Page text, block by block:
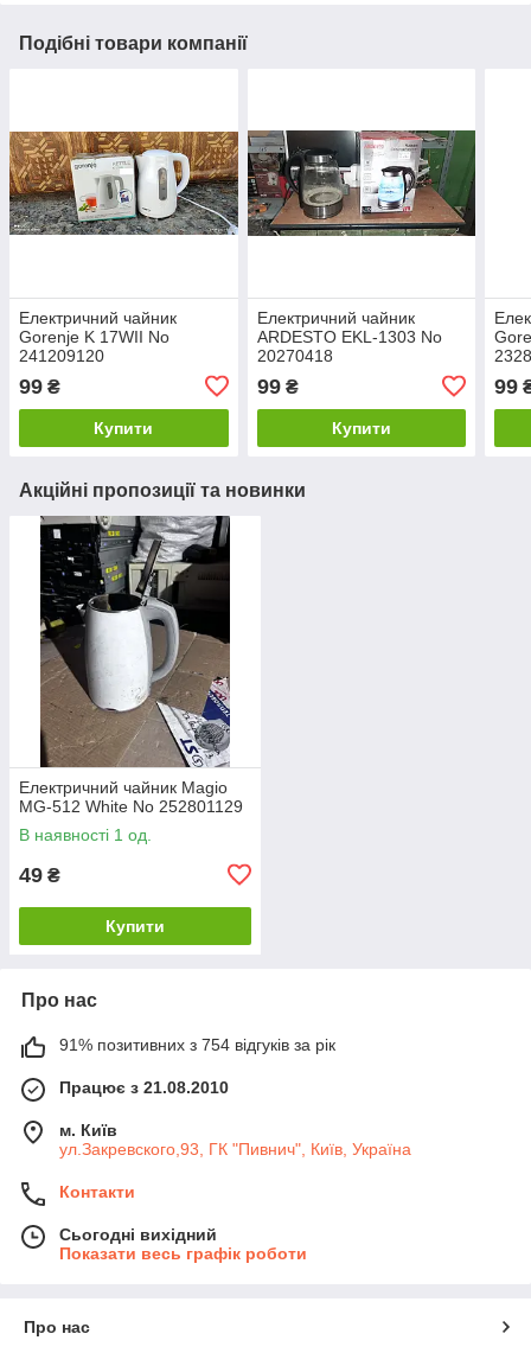
Подібні товари компанії
Електричний чайник
Gorenje K 17WII No
241209120
99 ₴
Купити
Електричний чайник
ARDESTO EKL-1303 No
20270418
99₴
Купити
99
Акційні пропозиції та новинки
Електричний чайник Magio
MG-512 White No 252801129
В наявності 1 од.
49 ₴
Купити
Про нас
91% позитивних з 754 відгуків за рік
Працює з 21.08.2010
м. Київ
ул.Закревского,93, ГК "Пивнич", Київ, Україна
Контакти
Сьогодні вихідний
Показати весь графік роботи
Про нас